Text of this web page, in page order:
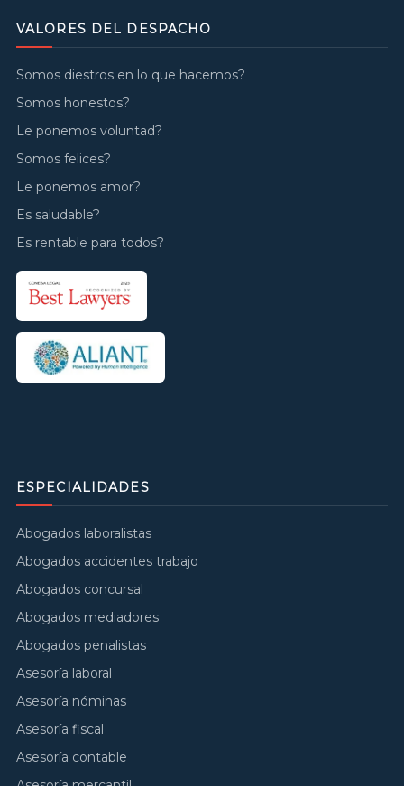
VALORES DEL DESPACHO
Somos diestros en lo que hacemos?
Somos honestos?
Le ponemos voluntad?
Somos felices?
Le ponemos amor?
Es saludable?
Es rentable para todos?
ESPECIALIDADES
Abogados laboralistas
Abogados accidentes trabajo
Abogados concursal
Abogados mediadores
Abogados penalistas
Asesoría laboral
Asesoría nóminas
Asesoría fiscal
Asesoría contable